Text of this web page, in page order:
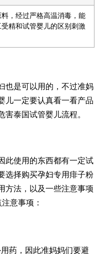
，经过严格高温消毒，能
受精和试管婴儿的区别刺激
也是可以用的，不过准妈
儿一定要认真看一看产品
害泰国试管婴儿流程。
此使用的东西都有一定试
选择购买孕妇专用痱子粉
方法，以及一些注意事项
意事项：
药，因此准妈妈们要避